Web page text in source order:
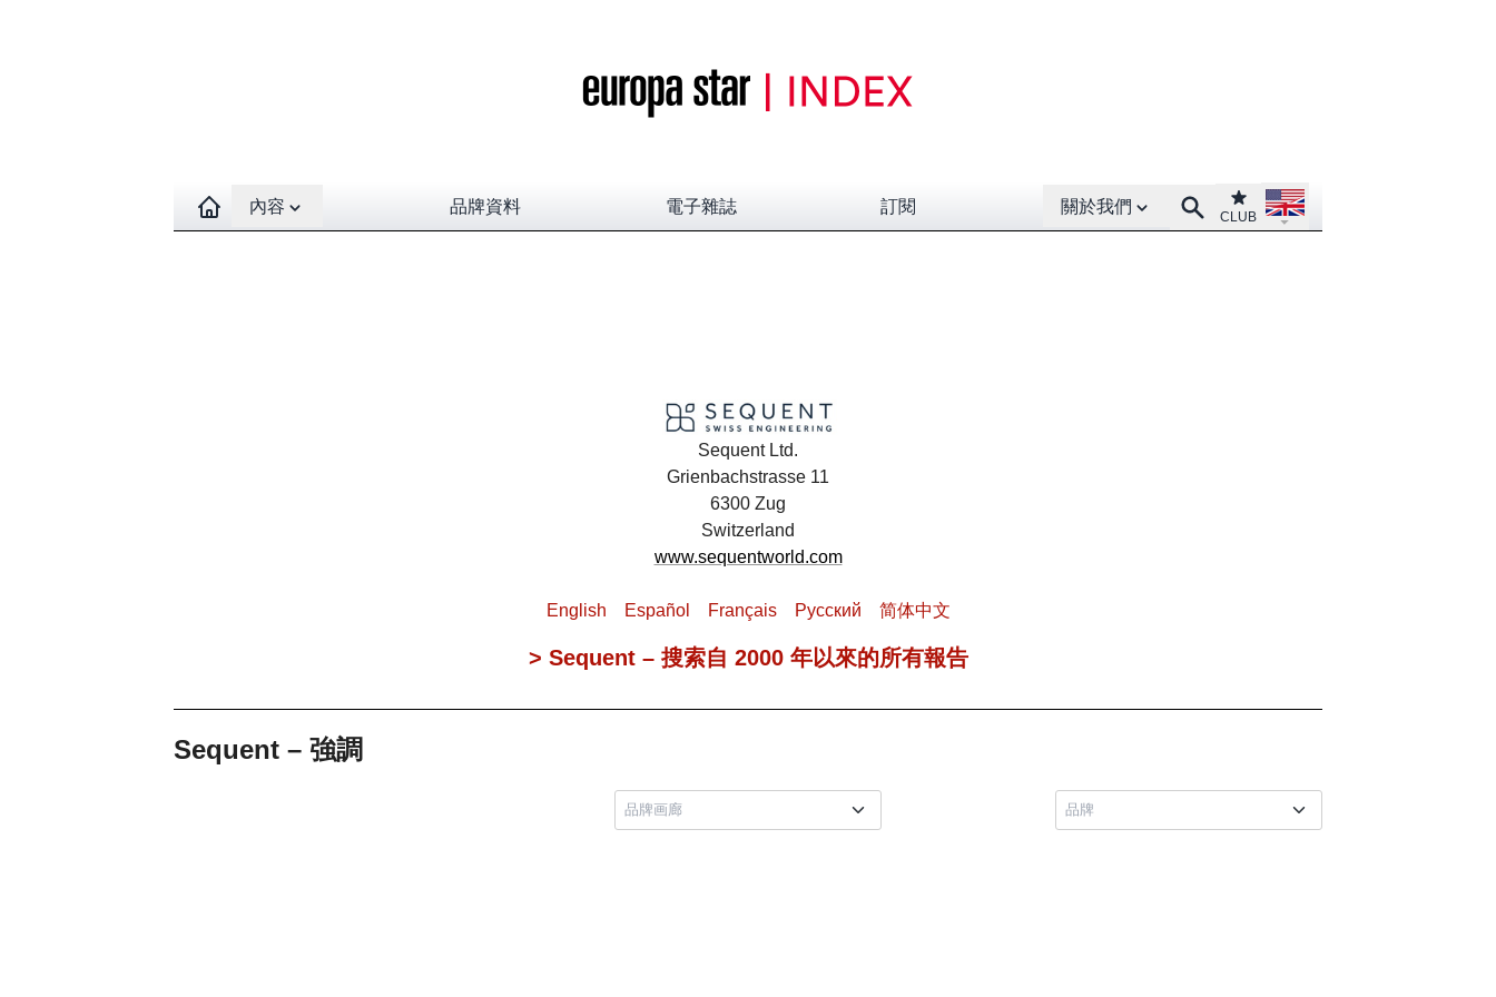
Open contents menu
內容 品牌資料 電子雜誌 訂閱
Open About menu
關於我們 SearchClub
CLUB
Open language menu
Sequent Ltd.
Grienbachstrasse 11
6300 Zug
Switzerland
www.sequentworld.com
English Español Français Pусский 简体中文
> Sequent – 搜索自 2000 年以來的所有報告
Sequent – 強調